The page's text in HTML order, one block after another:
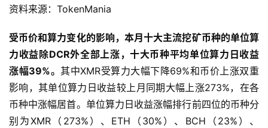
资料来源：TokenMania
受币价和算力变化的影响，本月十大主流挖矿币种的单位算
力收益除DCR外全部上涨，十大币种平均单位算力日收益
涨幅39%。其中XMR受算力大幅下降69%和币价上涨双重
影响，其单位算力日收益较上月同期大幅上涨273%，在各
币种中涨幅居首。单位算力日收益涨幅排行前四位的币种分
别为XMR（273%）、ETH（30%）、BCH（23%）、